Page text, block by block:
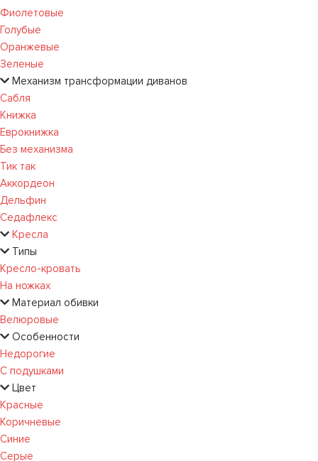
Фиолетовые
Голубые
Оранжевые
Зеленые
Механизм трансформации диванов
Сабля
Книжка
Еврокнижка
Без механизма
Тик так
Аккордеон
Дельфин
Седафлекс
Кресла
Типы
Кресло-кровать
На ножках
Материал обивки
Велюровые
Особенности
Недорогие
С подушками
Цвет
Красные
Коричневые
Синие
Серые